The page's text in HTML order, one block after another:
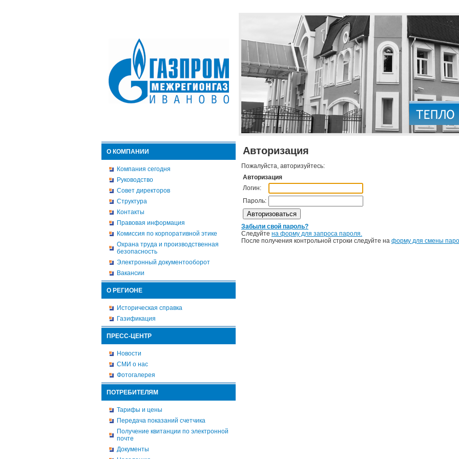
О КОМПАНИИ
Компания сегодня
Руководство
Совет директоров
Структура
Контакты
Правовая информация
Комиссия по корпоративной этике
Охрана труда и производственная
безопасность
Электронный документооборот
Вакансии
О РЕГИОНЕ
Историческая справка
Газификация
ПРЕСС-ЦЕНТР
Новости
СМИ о нас
Фотогалерея
ПОТРЕБИТЕЛЯМ
Тарифы и цены
Передача показаний счетчика
Получение квитанции по электронной
почте
Документы
Авторизация
Пожалуйста, авторизуйтесь:
Авторизация
Логин:
Пароль:
Забыли свой пароль?
Следуйте на форму для запроса пароля.
После получения контрольной строки следуйте на форму для смены